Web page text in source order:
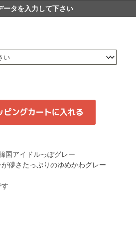
ータを入力して下さい
国アイドルっぽグレー
儚さたっぷりのゆめかわグレー